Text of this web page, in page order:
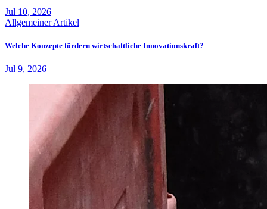
Jul 10, 2026
Allgemeiner Artikel
Welche Konzepte fördern wirtschaftliche Innovationskraft?
Jul 9, 2026